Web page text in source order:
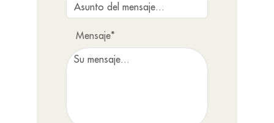
Mensaje*